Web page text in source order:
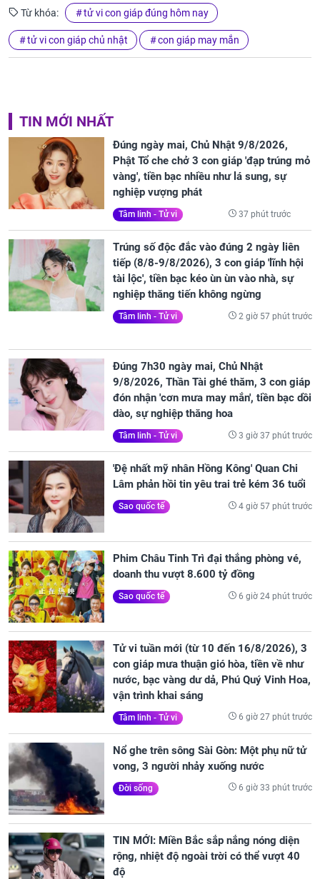
Từ khóa: tử vi con giáp đúng hôm nay
tử vi con giáp chủ nhật con giáp may mắn
TIN MỚI NHẤT
Đúng ngày mai, Chủ Nhật 9/8/2026,
Phật Tổ che chở 3 con giáp 'đạp trúng mỏ
vàng', tiền bạc nhiều như lá sung, sự
nghiệp vượng phát
Tâm linh - Tử vi 37 phút trước
Trúng số độc đắc vào đúng 2 ngày liên
tiếp (8/8-9/8/2026), 3 con giáp 'lĩnh hội
tài lộc', tiền bạc kéo ùn ùn vào nhà, sự
nghiệp thăng tiến không ngừng
Tâm linh - Tử vi 2 giờ 57 phút trước
Đúng 7h30 ngày mai, Chủ Nhật
9/8/2026, Thần Tài ghé thăm, 3 con giáp
đón nhận 'cơn mưa may mắn', tiền bạc dồi
dào, sự nghiệp thăng hoa
Tâm linh - Tử vi 3 giờ 37 phút trước
'Đệ nhất mỹ nhân Hồng Kông' Quan Chi
Lâm phản hồi tin yêu trai trẻ kém 36 tuổi
Sao quốc tế 4 giờ 57 phút trước
Phim Châu Tinh Trì đại thắng phòng vé,
doanh thu vượt 8.600 tỷ đồng
Sao quốc tế 6 giờ 24 phút trước
Tử vi tuần mới (từ 10 đến 16/8/2026), 3
con giáp mưa thuận gió hòa, tiền về như
nước, bạc vàng dư dả, Phú Quý Vinh Hoa,
vận trình khai sáng
Tâm linh - Tử vi 6 giờ 27 phút trước
Nổ ghe trên sông Sài Gòn: Một phụ nữ tử
vong, 3 người nhảy xuống nước
Đời sống 6 giờ 33 phút trước
TIN MỚI: Miền Bắc sắp nắng nóng diện
rộng, nhiệt độ ngoài trời có thể vượt 40
độ